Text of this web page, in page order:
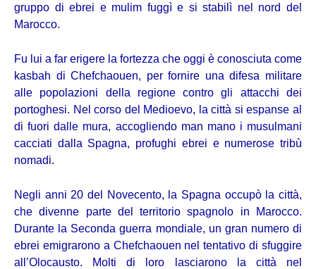
gruppo di ebrei e mulim fuggì e si stabilì nel nord del
Marocco.
Fu lui a far erigere la fortezza che oggi è conosciuta come
kasbah di Chefchaouen, per fornire una difesa militare
alle popolazioni della regione contro gli attacchi dei
portoghesi. Nel corso del Medioevo, la città si espanse al
di fuori dalle mura, accogliendo man mano i musulmani
cacciati dalla Spagna, profughi ebrei e numerose tribù
nomadi.
Negli anni 20 del Novecento, la Spagna occupò la città,
che divenne parte del territorio spagnolo in Marocco.
Durante la Seconda guerra mondiale, un gran numero di
ebrei emigrarono a Chefchaouen nel tentativo di sfuggire
all’Olocausto. Molti di loro lasciarono la città nel